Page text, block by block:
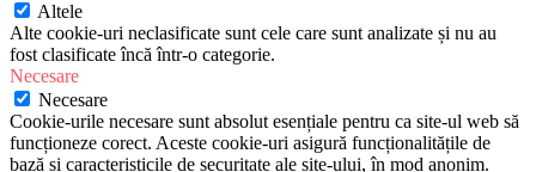
Altele
Alte cookie-uri neclasificate sunt cele care sunt analizate și nu au
fost clasificate încă într-o categorie.
Necesare
Necesare
Cookie-urile necesare sunt absolut esențiale pentru ca site-ul web să
funcționeze corect. Aceste cookie-uri asigură funcționalitățile de
bază și caracteristicile de securitate ale site-ului, în mod anonim.